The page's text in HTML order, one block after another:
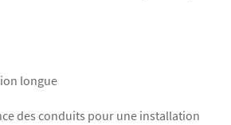
longue
des conduits pour une installation